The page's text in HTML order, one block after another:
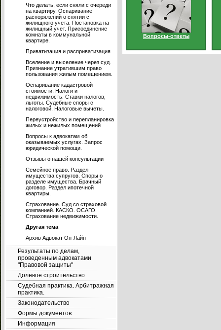
Что делать, если сняли с очереди
на квартиру. Оспаривание
распоряжений о снятии с
жилищного учета. Постановка на
жилищный учет. Присоединение
комнаты в коммунальной
квартире.
Приватизация и расприватизация
Вселение и выселение через суд.
Признание утратившим право
пользования жилым помещением.
Оспаривание кадастровой
стоимости. Налоги и
недвижимость. Ставки налогов,
льготы. Судебные споры с
налоговой. Налоговые вычеты.
Переустройство и перепланировка
жилых и нежилых помещений
Вопросы к адвокатам об
оказываемых услугах. Запрос
юридической помощи.
Отзывы о нашей консультации
Семейное право. Раздел
имущества супругов. Споры о
разделе имущества. Брачный
договор. Раздел ипотечной
квартиры.
Страхование. Суд со страховой
компанией. КАСКО. ОСАГО.
Страхование недвижимости.
Другая тема
Архив Адвокат Он-Лайн
Результаты по делам,
проведенным адвокатами
"Правовой защиты"
Долевое строительство
Судебная практика. Арбитражная
практика.
Законодательство
Формы документов
Информация
Вопросы-ответы